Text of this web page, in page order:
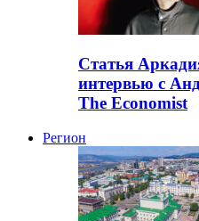
Статья
интервью с
The Economist
Регион